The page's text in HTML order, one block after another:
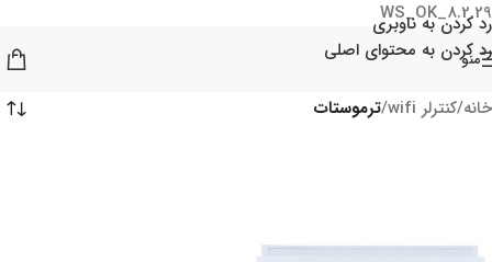
WS_OK_8.2.29
رد کردن به ناوبری
رد کردن به محتوای اصلی
منو
خانه/کنترلر wifi /ترموستات